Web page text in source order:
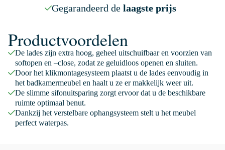
Gegarandeerd de laagste prijs
Productvoordelen
De lades zijn extra hoog, geheel uitschuifbaar en voorzien van
softopen en –close, zodat ze geluidloos openen en sluiten.
Door het klikmontagesysteem plaatst u de lades eenvoudig in
het badkamermeubel en haalt u ze er makkelijk weer uit.
De slimme sifonuitsparing zorgt ervoor dat u de beschikbare
ruimte optimaal benut.
Dankzij het verstelbare ophangsysteem stelt u het meubel
perfect waterpas.